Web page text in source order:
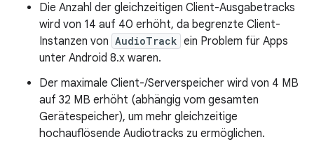
Die Anzahl der gleichzeitigen Client-Ausgabetracks
wird von 14 auf 40 erhöht, da begrenzte Client-
Instanzen von AudioTrack ein Problem für Apps
unter Android 8.x waren.
Der maximale Client-/Serverspeicher wird von 4 MB
auf 32 MB erhöht (abhängig vom gesamten
Gerätespeicher), um mehr gleichzeitige
hochauflösende Audiotracks zu ermöglichen.